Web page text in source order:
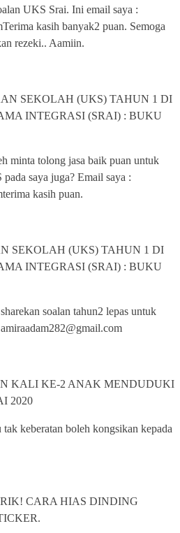
UKS Srai. Ini email saya :
kasih banyak2 puan. Semoga
rezeki.. Aamiin.
SEKOLAH (UKS) TAHUN 1 DI
INTEGRASI (SRAI) : BUKU
minta tolong jasa baik puan untuk
saya juga? Email saya :
kasih puan.
SEKOLAH (UKS) TAHUN 1 DI
INTEGRASI (SRAI) : BUKU
soalan tahun2 lepas untuk
KALI KE-2 ANAK MENDUDUKI
2020
keberatan boleh kongsikan kepada
CARA HIAS DINDING